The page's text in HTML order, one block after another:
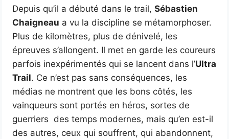
Depuis qu’il a débuté dans le trail,Sébastien
Chaigneau a vu la discipline se métamorphoser.
Plus de kilomètres, plus de dénivelé, les
épreuves s’allongent. Il met en garde les coureurs
parfois inexpérimentés qui se lancent dans l’Ultra
Trail. Ce n’est pas sans conséquences, les
médias ne montrent que les bons côtés, les
vainqueurs sont portés en héros, sortes de
guerriers des temps modernes, mais qu’en est-il
des autres, ceux qui souffrent, qui abandonnent,